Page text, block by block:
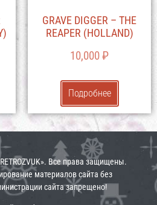
GRAVE DIGGER – THE
REAPER (HOLLAND)
10,000₽
Подробнее
Все права защищены.
материалов сайта без
сайта запрещено!